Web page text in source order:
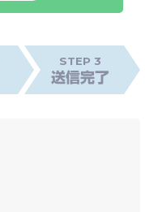
STEP 3
送信完了